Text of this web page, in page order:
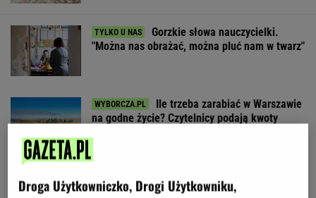
Gorzkie słowa nauczycielki.
"Można nas obrażać, można pluć nam w twarz"
Ile trzeba zarabiać w Warszawie
na godne życie? Czytelnicy podają kwoty
SUBSKRYPCJA
Policja apeluje o ostrożność
Droga Użytkowniczko, Drogi Użytkowniku,